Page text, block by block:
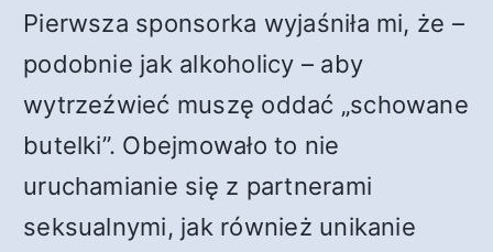
Pierwsza sponsorka wyjaśniła mi, że –
podobnie jak alkoholicy – aby
wytrzeźwieć muszę oddać „schowane
butelki”. Obejmowało to nie
uruchamianie się z partnerami
seksualnymi, jak również unikanie